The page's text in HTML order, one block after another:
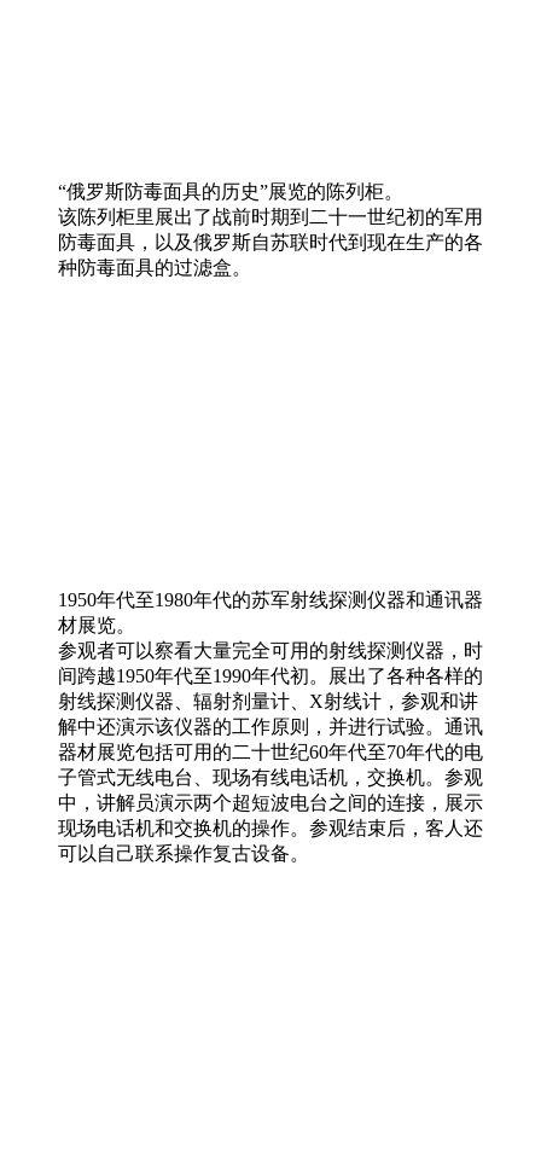
“俄罗斯防毒面具的历史”展览的陈列柜。
该陈列柜里展出了战前时期到二十一世纪初的军用
防毒面具，以及俄罗斯自苏联时代到现在生产的各
种防毒面具的过滤盒。
1950年代至1980年代的苏军射线探测仪器和通讯器
材展览。
参观者可以察看大量完全可用的射线探测仪器，时
间跨越1950年代至1990年代初。展出了各种各样的
射线探测仪器、辐射剂量计、X射线计，参观和讲
解中还演示该仪器的工作原则，并进行试验。通讯
器材展览包括可用的二十世纪60年代至70年代的电
子管式无线电台、现场有线电话机，交换机。参观
中，讲解员演示两个超短波电台之间的连接，展示
现场电话机和交换机的操作。参观结束后，客人还
可以自己联系操作复古设备。